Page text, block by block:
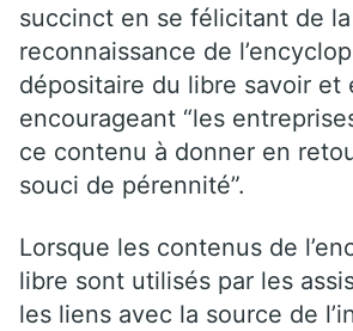
succinct en se félicitant de la
reconnaissance de
dépositaire du libre savoir et
encourageant “les
ce contenu à donner en
souci de pérennité”.
Lorsque les contenus de
libre sont utilisés par les
les liens avec la source de